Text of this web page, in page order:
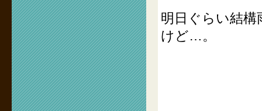
明日ぐらい結
けど…。